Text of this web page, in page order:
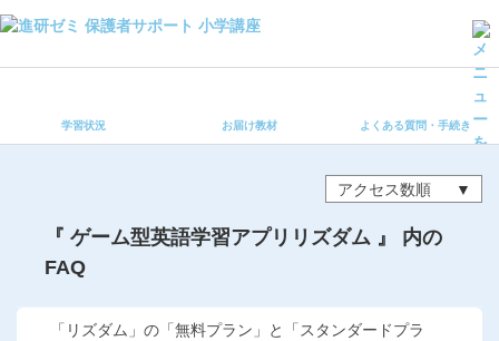
よくある質問・手続き
登録情報の変更・各種お手続き
会員ページへログイン
学習状況 お届け教材 よくある質問・手続き
アクセス数順
『 ゲーム型英語学習アプリリズダム 』 内の
FAQ
「リズダム」の「無料プラン」と「スタンダードプラ